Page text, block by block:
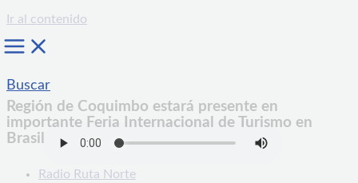
Ir al contenido
Buscar
Región de Coquimbo estará presente en
importante Feria Internacional de Turismo en
Brasil
Radio Ruta Norte